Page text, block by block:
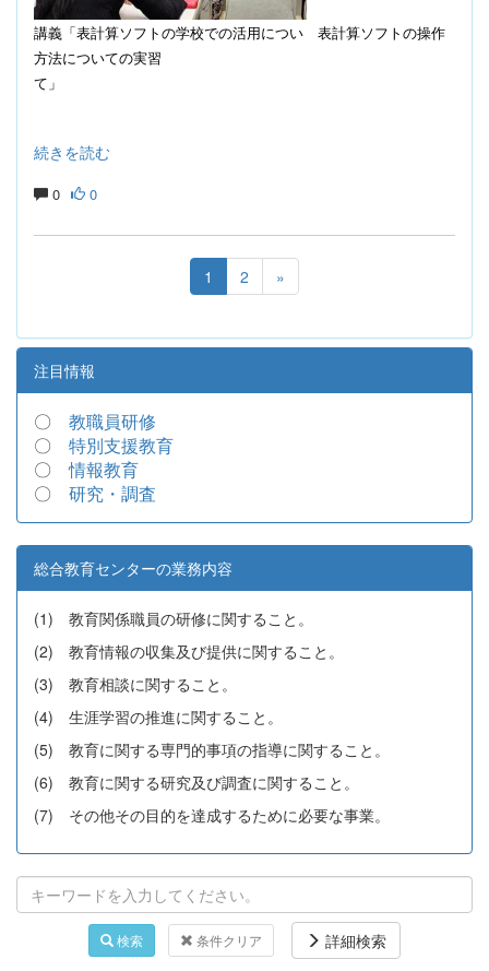
講義「表計算ソフトの学校での活用につい 表計算ソフトの操作
方法についての実習
て」
続きを読む
0 0
1 2 »
注目情報
〇 教職員研修
〇 特別支援教育
〇情報教育
〇 研究・調査
総合教育センターの業務内容
(1) 教育関係職員の研修に関すること。
(2) 教育情報の収集及び提供に関すること。
(3) 教育相談に関すること。
(4) 生涯学習の推進に関すること。
(5) 教育に関する専門的事項の指導に関すること。
(6) 教育に関する研究及び調査に関すること。
(7) その他その目的を達成するために必要な事業。
検索 条件クリア 詳細検索